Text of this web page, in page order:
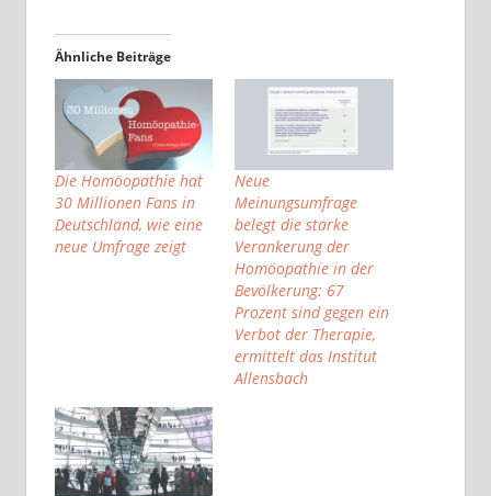
Ähnliche Beiträge
Die Homöopathie hat
30 Millionen Fans in
Deutschland, wie eine
neue Umfrage zeigt
Neue
Meinungsumfrage
belegt die starke
Verankerung der
Homöopathie in der
Bevölkerung: 67
Prozent sind gegen ein
Verbot der Therapie,
ermittelt das Institut
Allensbach